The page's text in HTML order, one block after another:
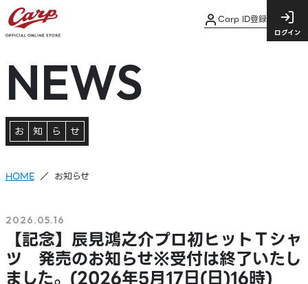
Carp ID登録
ログイン
NEWS
お 知 ら せ
HOME お知らせ
2026.05.16
【記念】辰見鴻之介プロ初ヒットＴシャ
ツ 発売のお知らせ※受付は終了いたし
ました。(2026年5月17日(日)16時)